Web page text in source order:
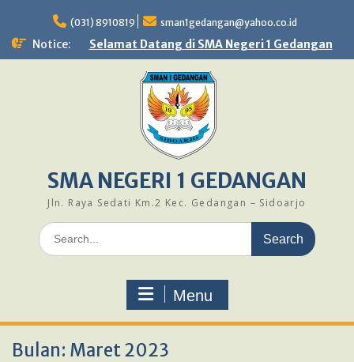
content
(031) 8910819 sman1gedangan@yahoo.co.id
Notice: Selamat Datang di SMA Negeri 1 Gedangan
SMA NEGERI 1 GEDANGAN
Jln. Raya Sedati Km.2 Kec. Gedangan – Sidoarjo
Search
for:
Menu
Bulan: Maret 2023